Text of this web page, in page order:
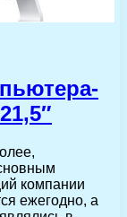
компании
ежегодно, а